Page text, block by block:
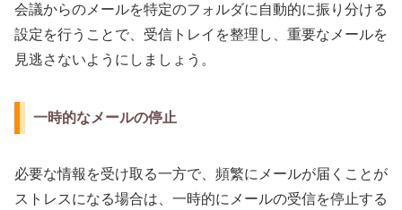
会議からのメールを特定のフォルダに自動的に振り分ける
設定を行うことで、受信トレイを整理し、重要なメールを
見逃さないようにしましょう。
一時的なメールの停止
必要な情報を受け取る一方で、頻繁にメールが届くことが
ストレスになる場合は、一時的にメールの受信を停止する